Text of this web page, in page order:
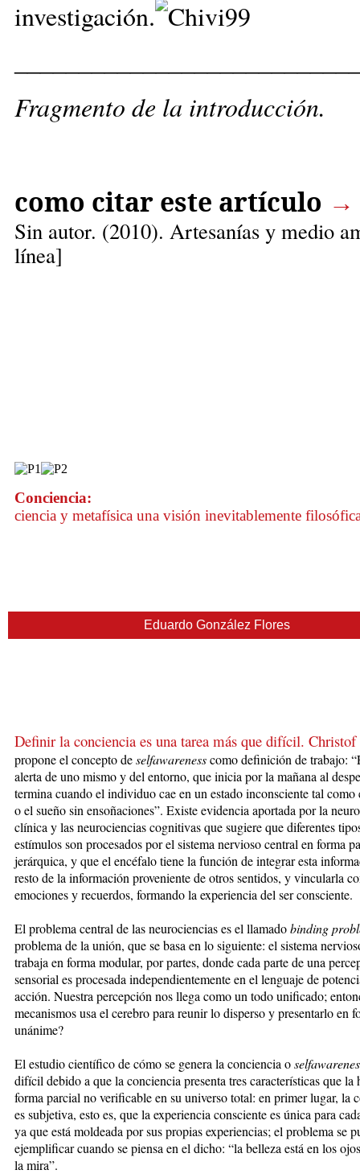
investigación.
Fragmento de la introducción.
como citar este artículo →
Sin autor. (2010). Artesanías y medio
línea]
Conciencia:
ciencia y metafísica una visión inevitablemente
Eduardo González Flores
Definir la conciencia es una tarea más que difícil.
propone el concepto deselfawarenesscomo definición de trabajo:
alerta de uno mismo y del entorno, que inicia por la mañana al
termina cuando el individuo cae en un estado inconsciente tal como
o el sueño sin ensoñaciones”. Existe evidencia aportada por la
clínica y las neurociencias cognitivas que sugiere que diferentes
estímulos son procesados por el sistema nervioso central en forma
jerárquica, y que el encéfalo tiene la función de integrar esta
resto de la información proveniente de otros sentidos, y vincularla
emociones y recuerdos, formando la experiencia del ser consciente.
El problema central de las neurociencias es el llamadobinding
problema de la unión, que se basa en lo siguiente: el sistema
trabaja en forma modular, por partes, donde cada parte de una
sensorial es procesada independientemente en el lenguaje de
acción. Nuestra percepción nos llega como un todo unificado;
mecanismos usa el cerebro para reunir lo disperso y presentarlo en
unánime?
El estudio científico de cómo se genera la conciencia o
difícil debido a que la conciencia presenta tres características que la
forma parcial no verificable en su universo total: en primer lugar, la
es subjetiva, esto es, que la experiencia consciente es única para
ya que está moldeada por sus propias experiencias; el problema se
ejemplificar cuando se piensa en el dicho: “la belleza está en los
la mira”.